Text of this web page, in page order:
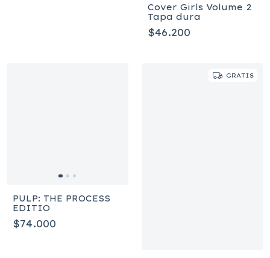
Cover Girls Volume 2
Tapa dura
$46.200
PULP: THE PROCESS
EDITIO
$74.000
GRATIS